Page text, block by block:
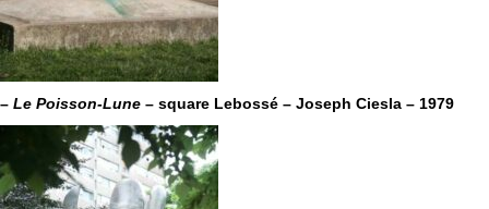
– Le Poisson-Lune – square Lebossé – Joseph Ciesla – 1979